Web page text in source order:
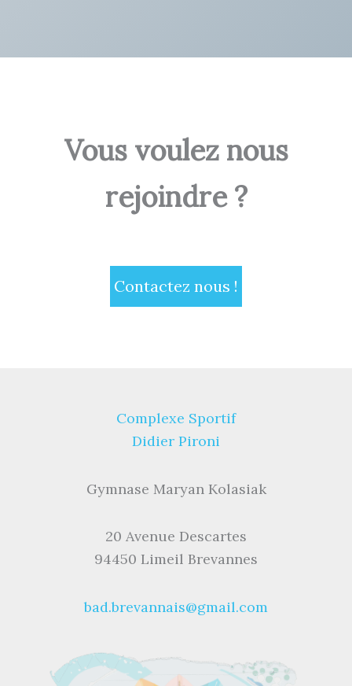
Vous voulez nous
rejoindre ?
Contactez nous !
Complexe Sportif
Didier Pironi
Gymnase Maryan Kolasiak
20 Avenue Descartes
94450 Limeil Brevannes
bad.brevannais@gmail.com